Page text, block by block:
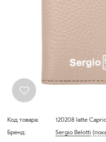
Код товара:
120208 latte
Бренд:
Sergio Belotti